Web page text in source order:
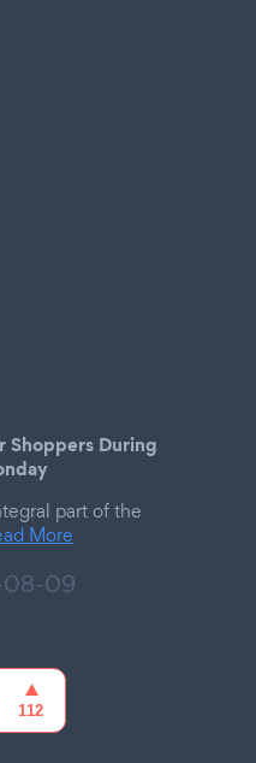
Shoppers During
part of the
More
09